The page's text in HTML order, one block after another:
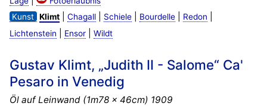
Kunst Klimt| Chagall| Schiele| Bourdelle| Redon
Lichtenstein Ensor| Wildt
Gustav Klimt, „Judith II - Salome“ Ca'
Pesaro in Venedig
Öl auf Leinwand (1m78 x 46cm) 1909